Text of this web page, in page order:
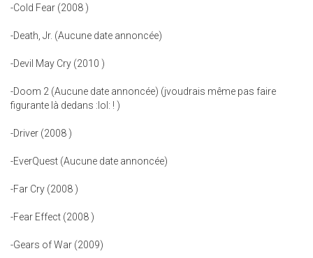
-Cold Fear (2008 )
-Death, Jr. (Aucune date annoncée)
-Devil May Cry (2010 )
-Doom 2 (Aucune date annoncée) (jvoudrais même pas faire
figurante là dedans :lol: ! )
-Driver (2008 )
-EverQuest (Aucune date annoncée)
-Far Cry (2008 )
-Fear Effect (2008 )
-Gears of War (2009)